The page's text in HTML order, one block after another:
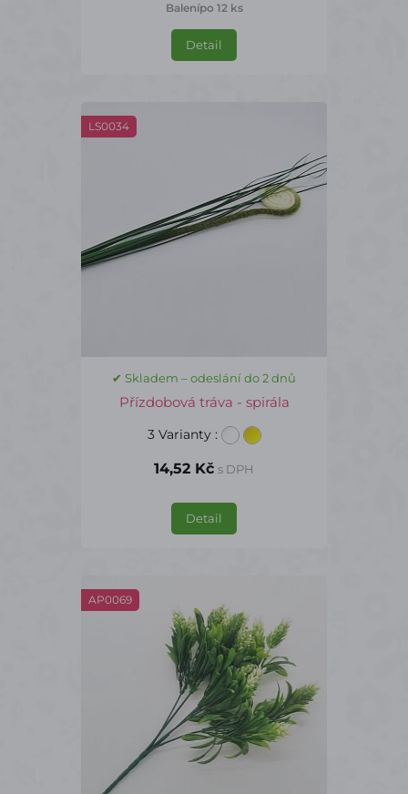
Balenípo 12 ks
Detail
LS0034
✔ Skladem – odeslání do 2 dnů
Přízdobová tráva - spirála
3 Varianty :
14,52 Kč s DPH
Detail
AP0069